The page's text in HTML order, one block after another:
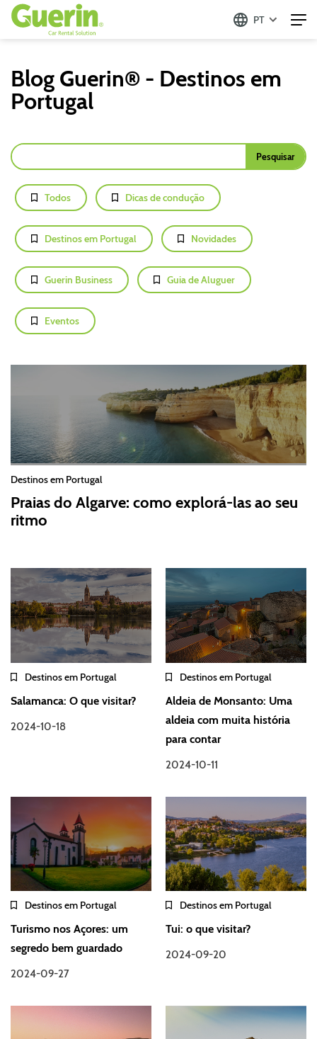
PT
Blog Guerin® - Destinos em
Portugal
Todos Dicas de condução
Destinos em Portugal Novidades
Guerin Business Guia de Aluguer
Eventos
Destinos em Portugal
Praias do Algarve: como explorá-las ao seu
ritmo
Destinos em Portugal
Salamanca: O que visitar?
2024-10-18
Destinos em Portugal
Aldeia de Monsanto: Uma
aldeia com muita história
para contar
2024-10-11
Destinos em Portugal
Turismo nos Açores: um
segredo bem guardado
2024-09-27
Destinos em Portugal
Tui: o que visitar?
2024-09-20